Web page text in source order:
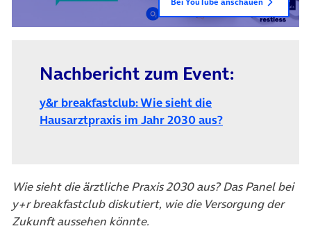
Nachbericht zum Event:
y&r breakfastclub: Wie sieht die
Hausarztpraxis im Jahr 2030 aus?(öffnet in
Wie sieht die ärztliche Praxis 2030 aus? Das Panel bei
y+r breakfastclub diskutiert, wie die Versorgung der
Zukunft aussehen könnte.